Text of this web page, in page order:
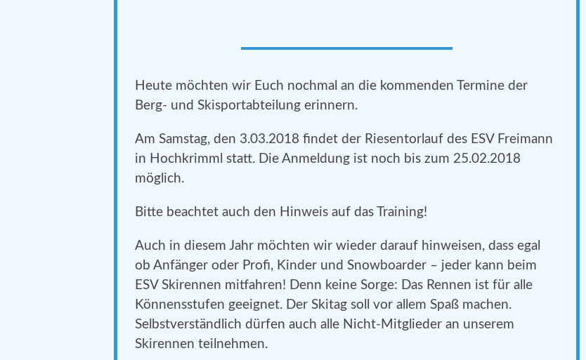
Heute möchten wir Euch nochmal an die kommenden Termine der
Berg- und Skisportabteilung erinnern.
Am Samstag, den 3.03.2018 findet der Riesentorlauf des ESV Freimann
in Hochkrimml statt. Die Anmeldung ist noch bis zum 25.02.2018
möglich.
Bitte beachtet auch den Hinweis auf das Training!
Auch in diesem Jahr möchten wir wieder darauf hinweisen, dass egal
ob Anfänger oder Profi, Kinder und Snowboarder – jeder kann beim
ESV Skirennen mitfahren! Denn keine Sorge: Das Rennen ist für alle
Könnensstufen geeignet. Der Skitag soll vor allem Spaß machen.
Selbstverständlich dürfen auch alle Nicht-Mitglieder an unserem
Skirennen teilnehmen.